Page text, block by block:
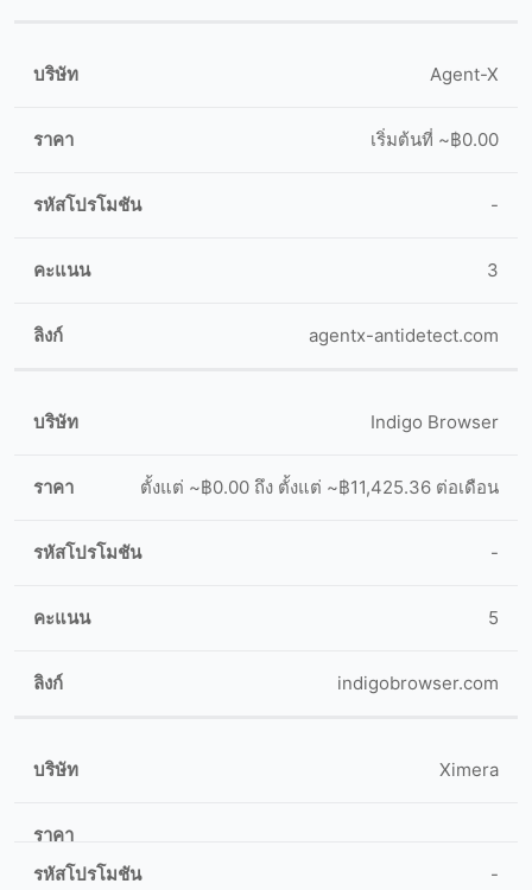
Agent-X
เริ่มต้นที่ ~฿0.00
-
3
agentx-antidetect.com
Indigo Browser
ตั้งแต่ ~฿0.00 ถึง ตั้งแต่ ~฿11,425.36 ต่อเดือน
-
5
indigobrowser.com
Ximera
-